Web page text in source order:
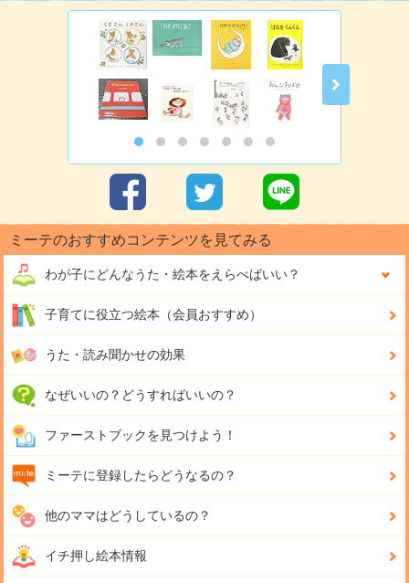
ミーテのおすすめコンテンツを見てみる
わが子にどんなうた・絵本をえらべばいい？
子育てに役立つ絵本（会員おすすめ）
うた・読み聞かせの効果
なぜいいの？どうすればいいの？
ファーストブックを見つけよう！
ミーテに登録したらどうなるの？
他のママはどうしているの？
イチ押し絵本情報